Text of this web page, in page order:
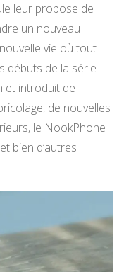
leur propose de
un nouveau
vie où tout
débuts de la série
et introduit de
de nouvelles
le NookPhone
bien d’autres